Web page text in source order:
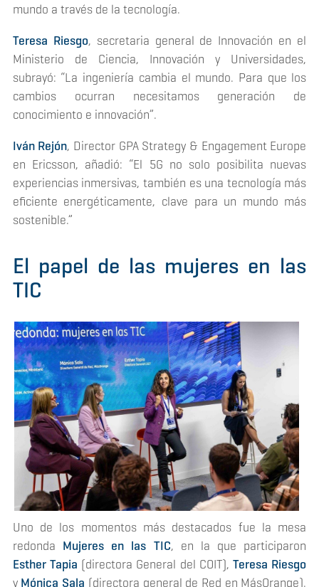
mundo a través de la tecnología.
Teresa Riesgo, secretaria general de Innovación en el
Ministerio de Ciencia, Innovación y Universidades,
subrayó: “La ingeniería cambia el mundo. Para que los
cambios ocurran necesitamos generación de
conocimiento e innovación”.
Iván Rejón, Director GPA Strategy & Engagement Europe
en Ericsson, añadió: “El 5G no solo posibilita nuevas
experiencias inmersivas, también es una tecnología más
eficiente energéticamente, clave para un mundo más
sostenible.”
El papel de las mujeres en las
TIC
Uno de los momentos más destacados fue la mesa
redonda Mujeres en las TIC, en la que participaron
Esther Tapia (directora General del COIT),Teresa Riesgo
y Mónica Sala (directora general de Red en MásOrange).